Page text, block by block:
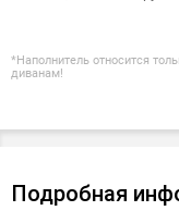
*Наполнитель относится
диванам!
Подробная